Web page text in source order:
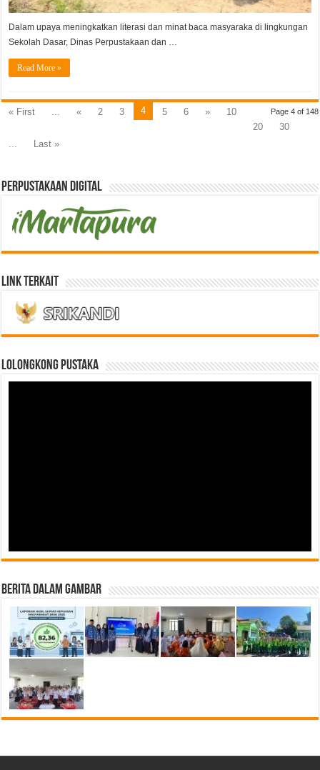
Dalam upaya meningkatkan literasi dan minat baca masyaraka di lingkungan
Sekolah Dasar, Dinas Perpustakaan dan …
Read More »
Page 4 of 148
« First « 2 3 4 5 6 »
10
20
30
Last »
Perpustakaan Digital
Link Terkait
LOLONGKONG PUSTAKA
Berita Dalam Gambar